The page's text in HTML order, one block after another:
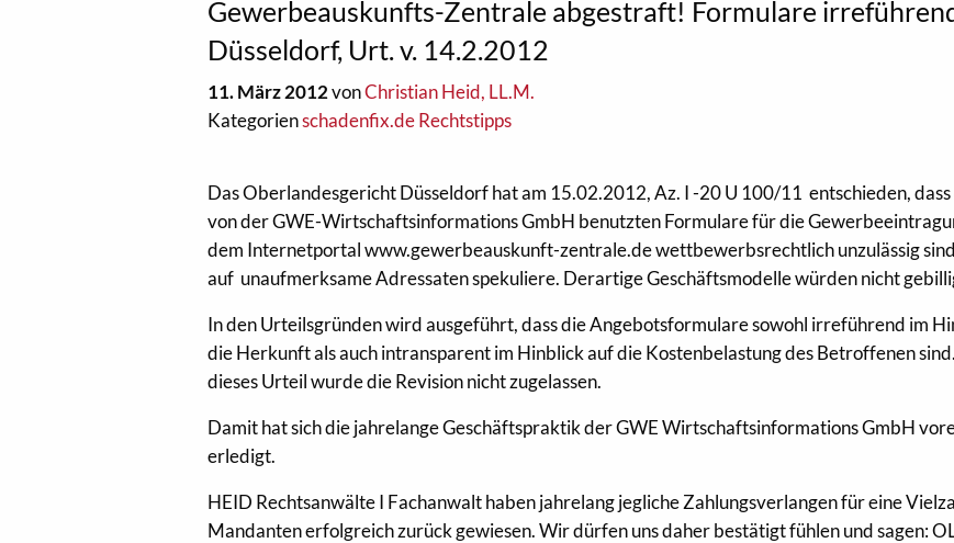
Gewerbeauskunfts-Zentrale abgestraft! Formulare
Düsseldorf, Urt. v. 14.2.2012
11. März 2012vonChristian Heid, LL.M.
Kategorienschadenfix.de Rechtstipps
Das Oberlandesgericht Düsseldorf hat am 15.02.2012, Az. I -20 U 100/11 entschieden, dass
von der GWE-Wirtschaftsinformations GmbH benutzten Formulare für die
dem Internetportal www.gewerbeauskunft-zentrale.de wettbewerbsrechtlich unzulässig
auf unaufmerksame Adressaten spekuliere. Derartige Geschäftsmodelle würden nicht
In den Urteilsgründen wird ausgeführt, dass die Angebotsformulare sowohl irreführend im
die Herkunft als auch intransparent im Hinblick auf die Kostenbelastung des Betroffenen
dieses Urteil wurde die Revision nicht zugelassen.
Damit hat sich die jahrelange Geschäftspraktik der GWE Wirtschaftsinformations GmbH
erledigt.
HEID Rechtsanwälte I Fachanwalt haben jahrelang jegliche Zahlungsverlangen für eine
Mandanten erfolgreich zurück gewiesen. Wir dürfen uns daher bestätigt fühlen und sagen: